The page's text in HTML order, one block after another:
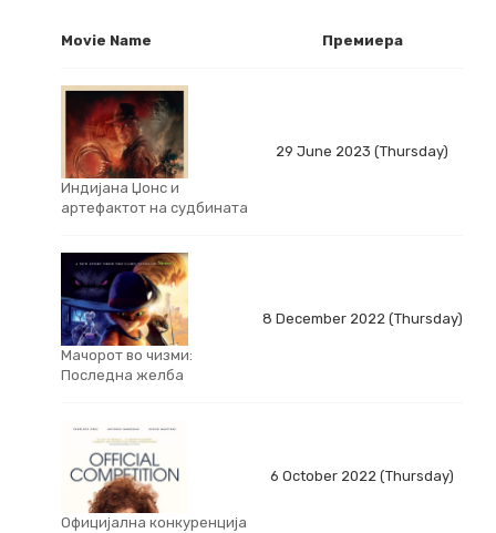
Movie Name Премиера
Индијана Џонс и
артефактот на судбината
29 June 2023 (Thursday)
Мачорот во чизми:
Последна желба
8 December 2022 (Thursday)
Официјална конкуренција
6 October 2022 (Thursday)